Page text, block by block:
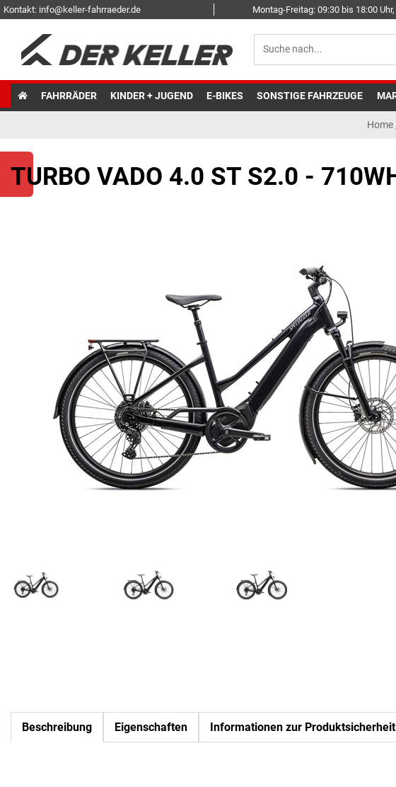
Kontakt: info@keller-fahrraeder.de Montag-Freitag: 09:30 bis 18:00
FAHRRÄDER KINDER + JUGEND E-BIKES SONSTIGE FAHRZEUGE
Home
TURBO VADO 4.0 ST S2.0 -
Beschreibung Eigenschaften Informationen zur Produktsicherheit